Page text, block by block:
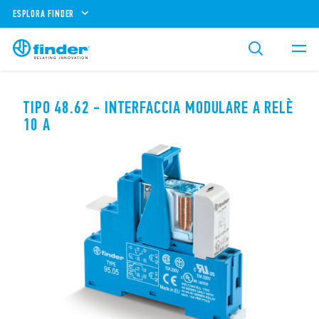
ESPLORA FINDER
TIPO 48.62 - INTERFACCIA MODULARE A RELÈ
10 A